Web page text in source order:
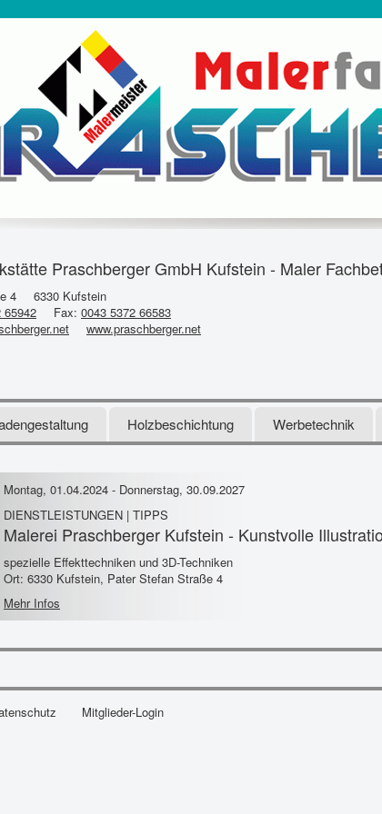
Praschberger GmbH Kufstein - Maler
4
6330 Kufstein
65942 Fax: 0043 5372 66583
www.praschberger.net
Holzbeschichtung Werbetechnik
Montag, 01.04.2024 - Donnerstag, 30.09.2027
DIENSTLEISTUNGEN | TIPPS
Malerei Praschberger Kufstein - Kunstvolle
spezielle Effekttechniken und 3D-Techniken
Ort: 6330 Kufstein, Pater Stefan Straße 4
Mehr Infos
Mitglieder-Login